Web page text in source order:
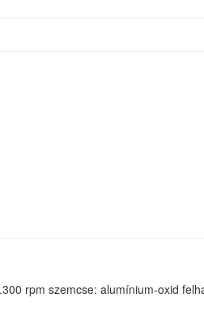
rpm szemcse: alumínium-oxid